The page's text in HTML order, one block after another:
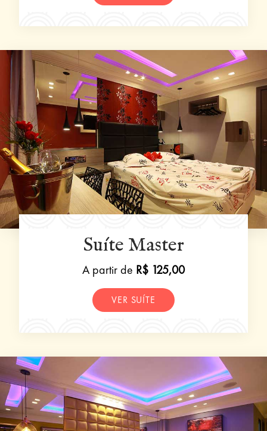
Suíte Master
A partir de R$ 125,00
VER SUÍTE